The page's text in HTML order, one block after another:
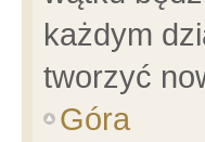
każdym
tworzyć
Góra